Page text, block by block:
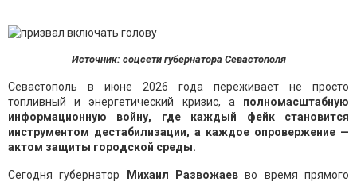
Источник: соцсети губернатора Севастополя
Севастополь в июне 2026 года переживает не просто
топливный и энергетический кризис, а полномасштабную
информационную войну, где каждый фейк становится
инструментом дестабилизации, а каждое опровержение —
актом защиты городской среды.
Сегодня губернатор Михаил Развожаев во время прямого